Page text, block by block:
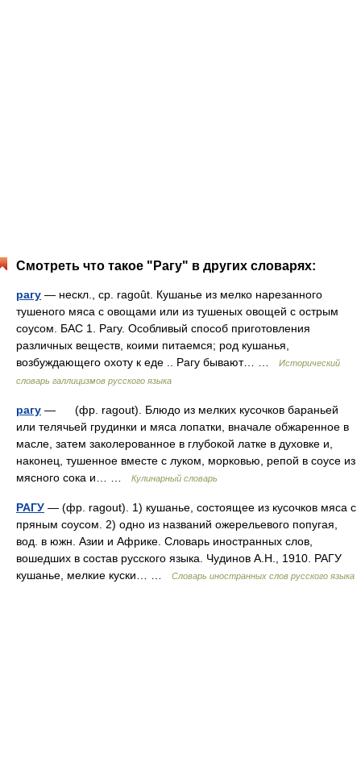
Смотреть что такое "Рагу" в других словарях:
рагу — нескл., ср. ragoût. Кушанье из мелко нарезанного
тушеного мяса с овощами или из тушеных овощей с острым
соусом. БАС 1. Рагу. Особливый способ приготовления
различных веществ, коими питаемся; род кушанья,
возбуждающего охоту к еде .. Рагу бывают… …
Исторический
словарь галлицизмов русского языка
рагу — (фр. ragout). Блюдо из мелких кусочков бараньей
или телячьей грудинки и мяса лопатки, вначале обжаренное в
масле, затем заколерованное в глубокой латке в духовке и,
наконец, тушенное вместе с луком, морковью, репой в соусе из
мясного сока и… …
Кулинарный словарь
РАГУ — (фр. ragout). 1) кушанье, состоящее из кусочков мяса с
пряным соусом. 2) одно из названий ожерельевого попугая,
вод. в южн. Азии и Африке. Словарь иностранных слов,
вошедших в состав русского языка. Чудинов А.Н., 1910. РАГУ
кушанье, мелкие куски… …
Словарь иностранных слов русского языка